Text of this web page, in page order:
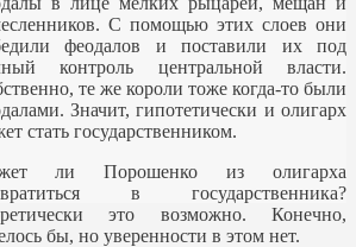
С помощью этих слоев они
феодалов и поставили их под
контроль центральной власти.
те же короли тоже когда-то были
Значит, гипотетически и олигарх
стать государственником.
ли Порошенко из олигарха
в государственника?
это возможно. Конечно,
бы, но уверенности в этом нет.